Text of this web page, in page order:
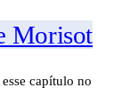
Morisot
capítulo no